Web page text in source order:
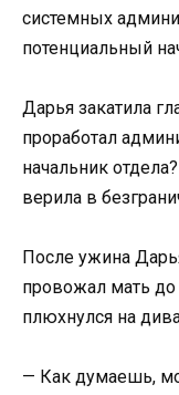
системных
потенциальный
Дарья закатила
проработал
начальник
верила в
После ужина
провожал мать
плюхнулся на
— Как думаешь,